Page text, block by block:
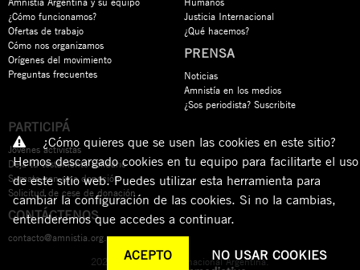
¿Cómo funcionamos?
Ofertas de trabajo
Cómo nos organizamos
Orígenes del movimiento
Preguntas frecuentes
Justicia Internacional
¿Qué hacemos?
PRENSA
Noticias
Amnistía en los medios
¿Sos periodista? Suscribite
PARTICIPÁ
Jóvenes activistas
Dejá tu testamento solidario
Sumate con una donación
Solicitud de cese de donación
CONTÁCTENOS
contacto@amnistia.org.ar
2026 © Amnistía Internacional Argentina.
¿Cómo quieres que se usen las cookies en este sitio?
Hemos descargado cookies en tu equipo para facilitarte el uso
de este sitio web. Puedes utilizar esta herramienta para
cambiar la configuración de las cookies. Si no la cambias,
entenderemos que accedes a continuar.
ACEPTO NO USAR COOKIES